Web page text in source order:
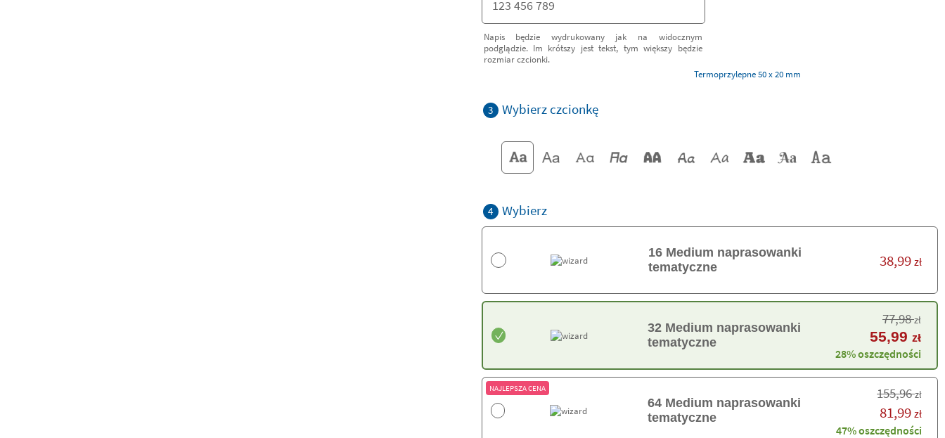
Napis będzie wydrukowany jak na widocznym
podglądzie. Im krótszy jest tekst, tym większy będzie
rozmiar czcionki.
Termoprzylepne 50 x 20 mm
3 Wybierz czcionkę
4 Wybierz
16 Medium naprasowanki
tematyczne
38,99 zł
32 Medium naprasowanki
tematyczne
77,98zł
55,99 zł
28% oszczędności
NAJLEPSZA CENA
64 Medium naprasowanki
tematyczne
155,96zł
81,99 zł
47% oszczędności